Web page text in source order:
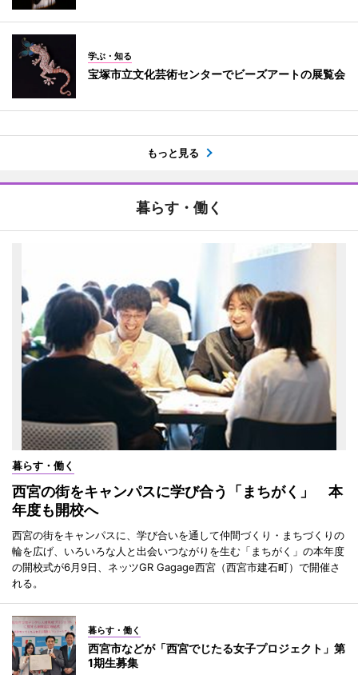
学ぶ・知る
宝塚市立文化芸術センターでビーズアートの展覧会
もっと見る
暮らす・働く
暮らす・働く
西宮の街をキャンパスに学び合う「まちがく」 本
年度も開校へ
西宮の街をキャンパスに、学び合いを通して仲間づくり・まちづくりの
輪を広げ、いろいろな人と出会いつながりを生む「まちがく」の本年度
の開校式が6月9日、ネッツGR Gagage西宮（西宮市建石町）で開催さ
れる。
暮らす・働く
西宮市などが「西宮でじたる女子プロジェクト」第
1期生募集